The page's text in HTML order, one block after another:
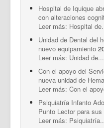
Hospital de Iquique
con alteraciones
Leer más: Hospital
Unidad de Dental del
nuevo equipamiento
Leer más: Unidad de...
Con el apoyo del
nueva unidad de
Leer más: Con el
Psiquiatría Infanto
Punto Lector para
Leer más: